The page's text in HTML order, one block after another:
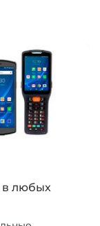
в любых